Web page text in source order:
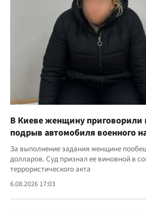
В Киеве женщину приговорили
подрыв автомобиля военного
За выполнение задания женщине
долларов. Суд признал ее виновной в
террористического акта
6.08.2026 17:03